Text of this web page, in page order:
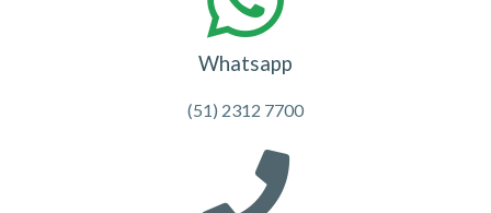
Whatsapp
(51) 2312 7700